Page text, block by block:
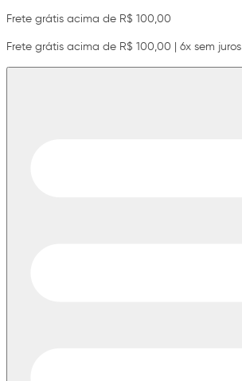
Frete grátis acima de R$ 100,00
Frete grátis acima de R$ 100,00 | 6x sem juros